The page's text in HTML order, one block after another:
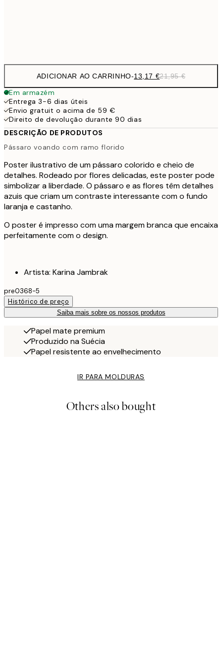
ADICIONAR AO CARRINHO-13,17 €21,95 €
Em armazém
Entrega 3-6 dias úteis
Envio gratuit o acima de 59 €
Direito de devolução durante 90 dias
DESCRIÇÃO DE PRODUTOS
Pássaro voando com ramo florido
Poster ilustrativo de um pássaro colorido e cheio de
detalhes. Rodeado por flores delicadas, este poster pode
simbolizar a liberdade. O pássaro e as flores têm detalhes
azuis que criam um contraste interessante com o fundo
laranja e castanho.
O poster é impresso com uma margem branca que encaixa
perfeitamente com o design.
Artista: Karina Jambrak
pre0368-5
Histórico de preço
Saiba mais sobre os nossos produtos
Papel mate premium
Produzido na Suécia
Papel resistente ao envelhecimento
IR PARA MOLDURAS
Others also bought